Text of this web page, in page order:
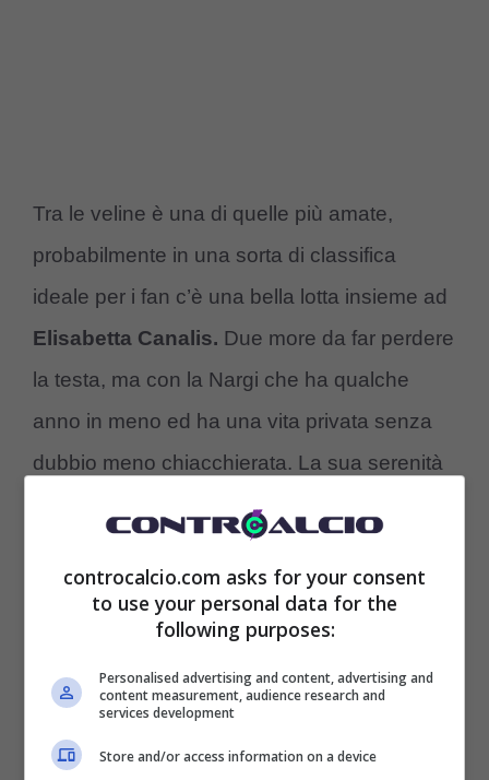
Tra le veline è una di quelle più amate,
probabilmente in una sorta di classifica
ideale per i fan c’è una bella lotta insieme ad
Elisabetta Canalis. Due more da far perdere
la testa, ma con la Nargi che ha qualche
anno in meno ed ha una vita privata senza
dubbio meno chiacchierata. La sua serenità
con Matri e le figlie traspare ed emerge
mamma sexy come
Federica Nargiè davvero molto difficile da
controcalcio.com asks for your consent
to use your personal data for the
following purposes:
Personalised advertising and content, advertising and
content measurement, audience research and
services development
Store and/or access information on a device